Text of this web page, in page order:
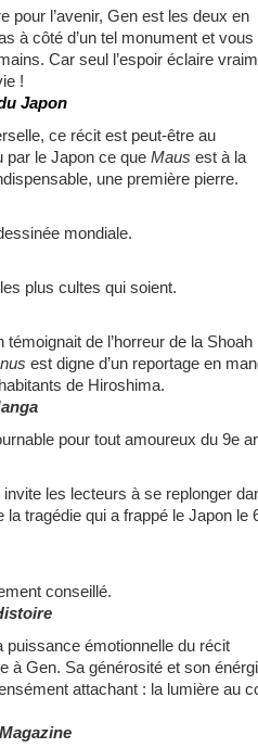
pour l’avenir, Gen est les deux en
à côté d’un tel monument et vous
Car seul l’espoir éclaire
!
Japon
ce récit est peut-être au
par le Japon ce que Maus est à la
une première pierre.
mondiale.
plus cultes qui soient.
de l’horreur de la Shoah
est digne d’un reportage en
de Hiroshima.
pour tout amoureux du 9e
les lecteurs à se replonger
tragédie qui a frappé le Japon le
conseillé.
puissance émotionnelle du récit
à Gen. Sa générosité et son
attachant : la lumière au